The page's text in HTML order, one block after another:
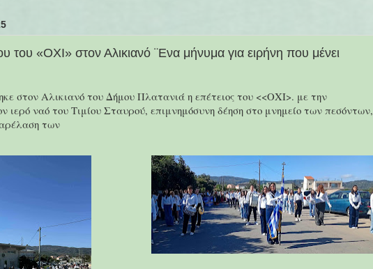
του «ΟΧΙ» στον Αλικιανό ¨Ενα μήνυμα για ειρήνη που μένει
στον Αλικιανό του Δήμου Πλατανιά η επέτειος του <<ΟΧΙ>. με την
ιερό ναό του Τιμίου Σταυρού, επιμνημόσυνη δέηση στο μνημείο των πεσόντων,
των